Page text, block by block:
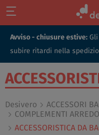
Avviso - chiusure estive:
subire ritardi nella
Desivero
ACCESSORI
COMPLEMENTI
ACCESSORISTICA DA